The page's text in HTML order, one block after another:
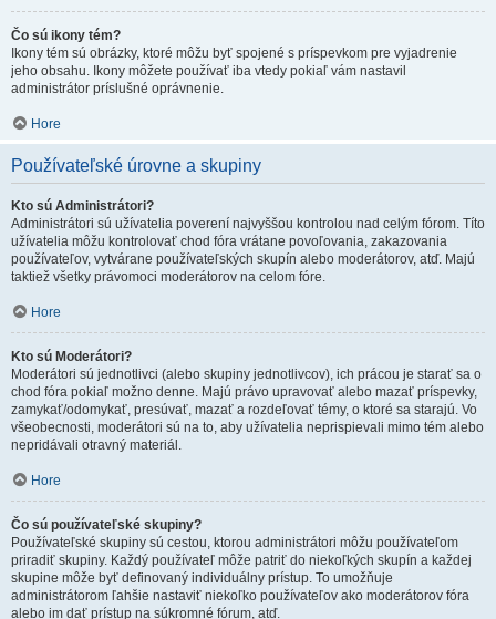
Čo sú ikony tém?
Ikony tém sú obrázky, ktoré môžu byť spojené s príspevkom pre vyjadrenie
jeho obsahu. Ikony môžete používať iba vtedy pokiaľ vám nastavil
administrátor príslušné oprávnenie.
Hore
Používateľské úrovne a skupiny
Kto sú Administrátori?
Administrátori sú užívatelia poverení najvyššou kontrolou nad celým fórom. Títo
užívatelia môžu kontrolovať chod fóra vrátane povoľovania, zakazovania
používateľov, vytvárane používateľských skupín alebo moderátorov, atď. Majú
taktiež všetky právomoci moderátorov na celom fóre.
Hore
Kto sú Moderátori?
Moderátori sú jednotlivci (alebo skupiny jednotlivcov), ich prácou je starať sa o
chod fóra pokiaľ možno denne. Majú právo upravovať alebo mazať príspevky,
zamykať/odomykať, presúvať, mazať a rozdeľovať témy, o ktoré sa starajú. Vo
všeobecnosti, moderátori sú na to, aby užívatelia neprispievali mimo tém alebo
nepridávali otravný materiál.
Hore
Čo sú používateľské skupiny?
Používateľské skupiny sú cestou, ktorou administrátori môžu používateľom
priradiť skupiny. Každý používateľ môže patriť do niekoľkých skupín a každej
skupine môže byť definovaný individuálny prístup. To umožňuje
administrátorom ľahšie nastaviť niekoľko používateľov ako moderátorov fóra
alebo im dať prístup na súkromné fórum, atď.